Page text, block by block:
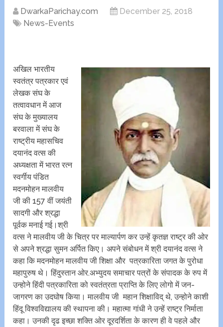
DwarkaParichay.com
December 25, 2018
News-Events
अखिल भारतीय
स्वतंत्र पत्रकार एवं
लेखक संघ के
तत्वावधान में आज
संघ के मुख्यालय
बरवाला में संघ के
राष्ट्रीय महासचिव
दयानंद वत्स की
अध्यक्षता में भारत रत्न
स्वर्गीय पंडित
मदनमोहन मालवीय
जी की 157 वीं जयंती
सादगी और श्रद्धा
पूर्वक मनाई गई।श्री
वत्स ने मालवीय जी के चित्र पर माल्यार्पण कर उन्हें कृतज्ञ राष्ट्र की ओर
से अपने श्रद्धा सुमन अर्पित किए। अपने संबोधन में श्री दयानंद वत्स ने
कहा कि मदनमोहन मालवीय जी शिक्षा और पत्रकारिता जगत के पुरोधा
महापुरुष थे। हिंदुस्तान ओर.अभ्युदय समाचार पत्रों के संपादक के रुप में
उन्होने हिंदी पत्रकारिता को स्वतंत्रता प्राप्ति के लिए लोगो में जन-
जागरण का उदघोष किया। मालवीय जी महान शिक्षाविद् थे, उन्होने काशी
हिंदू विश्वविद्यालय की स्थापना की। महात्मा गांधी ने उन्हें राष्ट्र निर्माता
कहा। उनकी दृढ इच्छा शक्ति ओर दूरदर्शिता के कारण ही वे पहले और